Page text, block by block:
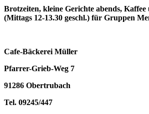
Brotzeiten, kleine Gerichte abends, Kaffee
(Mittags 12-13.30 geschl.) für Gruppen
Cafe-Bäckerei Müller
Pfarrer-Grieb-Weg 7
91286 Obertrubach
Tel. 09245/447